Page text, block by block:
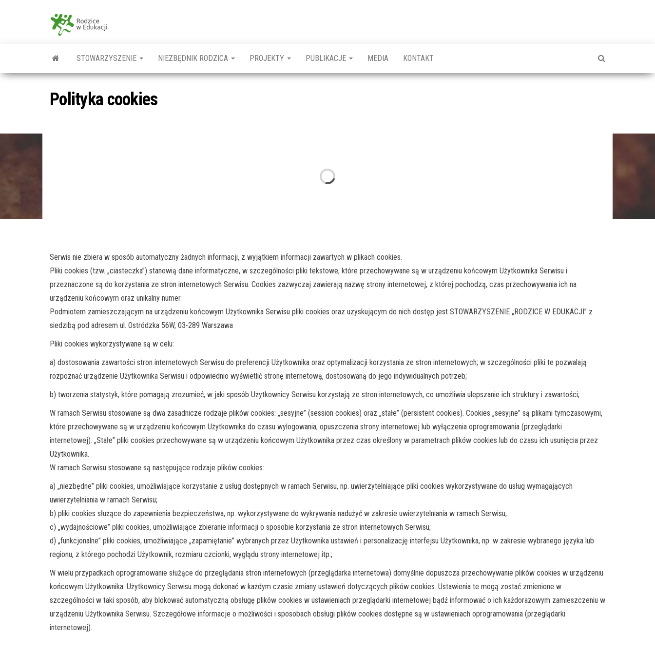
Edukacji
STOWARZYSZENIE NIEZBĘDNIK RODZICA PROJEKTY PUBLIKACJE MEDIA KONTAKT
Polityka cookies
Serwis nie zbiera w sposób automatyczny żadnych informacji, z wyjątkiem informacji zawartych w plikach cookies.
Pliki cookies (tzw. „ciasteczka”) stanowią dane informatyczne, w szczególności pliki tekstowe, które przechowywane są w urządzeniu końcowym Użytkownika Serwisu i
przeznaczone są do korzystania ze stron internetowych Serwisu. Cookies zazwyczaj zawierają nazwę strony internetowej, z której pochodzą, czas przechowywania ich na
urządzeniu końcowym oraz unikalny numer.
Podmiotem zamieszczającym na urządzeniu końcowym Użytkownika Serwisu pliki cookies oraz uzyskującym do nich dostęp jest STOWARZYSZENIE „RODZICE W EDUKACJI” z
siedzibą pod adresem ul. Ostródzka 56W, 03-289 Warszawa
Pliki cookies wykorzystywane są w celu:
a) dostosowania zawartości stron internetowych Serwisu do preferencji Użytkownika oraz optymalizacji korzystania ze stron internetowych; w szczególności pliki te pozwalają
rozpoznać urządzenie Użytkownika Serwisu i odpowiednio wyświetlić stronę internetową, dostosowaną do jego indywidualnych potrzeb;
b) tworzenia statystyk, które pomagają zrozumieć, w jaki sposób Użytkownicy Serwisu korzystają ze stron internetowych, co umożliwia ulepszanie ich struktury i zawartości;
W ramach Serwisu stosowane są dwa zasadnicze rodzaje plików cookies: „sesyjne” (session cookies) oraz „stałe” (persistent cookies). Cookies „sesyjne” są plikami tymczasowymi,
które przechowywane są w urządzeniu końcowym Użytkownika do czasu wylogowania, opuszczenia strony internetowej lub wyłączenia oprogramowania (przeglądarki
internetowej). „Stałe” pliki cookies przechowywane są w urządzeniu końcowym Użytkownika przez czas określony w parametrach plików cookies lub do czasu ich usunięcia przez
Użytkownika.
W ramach Serwisu stosowane są następujące rodzaje plików cookies:
a) „niezbędne” pliki cookies, umożliwiające korzystanie z usług dostępnych w ramach Serwisu, np. uwierzytelniające pliki cookies wykorzystywane do usług wymagających
uwierzytelniania w ramach Serwisu;
b) pliki cookies służące do zapewnienia bezpieczeństwa, np. wykorzystywane do wykrywania nadużyć w zakresie uwierzytelniania w ramach Serwisu;
c) „wydajnościowe” pliki cookies, umożliwiające zbieranie informacji o sposobie korzystania ze stron internetowych Serwisu;
d) „funkcjonalne” pliki cookies, umożliwiające „zapamiętanie” wybranych przez Użytkownika ustawień i personalizację interfejsu Użytkownika, np. w zakresie wybranego języka lub
regionu, z którego pochodzi Użytkownik, rozmiaru czcionki, wyglądu strony internetowej itp.;
W wielu przypadkach oprogramowanie służące do przeglądania stron internetowych (przeglądarka internetowa) domyślnie dopuszcza przechowywanie plików cookies w urządzeniu
końcowym Użytkownika. Użytkownicy Serwisu mogą dokonać w każdym czasie zmiany ustawień dotyczących plików cookies. Ustawienia te mogą zostać zmienione w
szczególności w taki sposób, aby blokować automatyczną obsługę plików cookies w ustawieniach przeglądarki internetowej bądź informować o ich każdorazowym zamieszczeniu w
urządzeniu Użytkownika Serwisu. Szczegółowe informacje o możliwości i sposobach obsługi plików cookies dostępne są w ustawieniach oprogramowania (przeglądarki
internetowej).